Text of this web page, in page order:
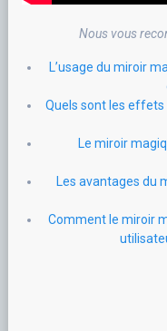
Nous vous
L’usage du miroir
Quels sont les effets
Le miroir
Les avantages du
Comment le miroir